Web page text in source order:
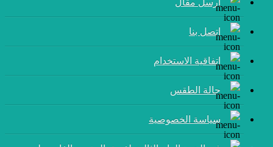
إتصل بنا
اتفاقية الاستخدام
حالة الطقس
سياسة الخصوصية